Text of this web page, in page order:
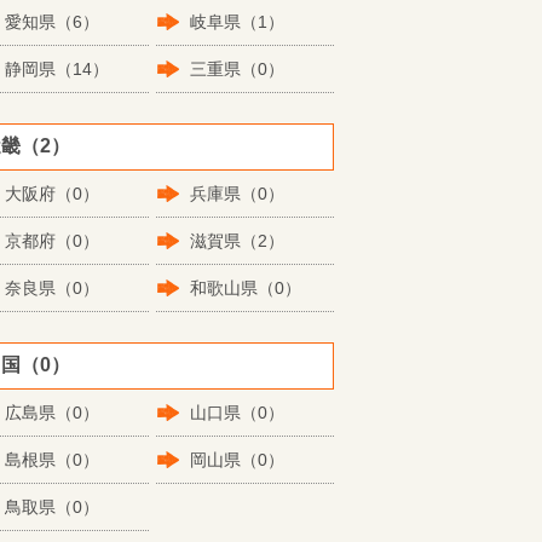
愛知県（6） 岐阜県（1）
静岡県（14） 三重県（0）
（2）
大阪府（0） 兵庫県（0）
京都府（0） 滋賀県（2）
奈良県（0） 和歌山県（0）
（0）
広島県（0） 山口県（0）
島根県（0） 岡山県（0）
鳥取県（0）